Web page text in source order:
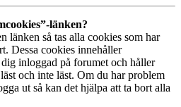
länken?
länken så tas alla cookies som har
Dessa cookies innehåller
inloggad på forumet och håller
och inte läst. Om du har problem
ut så kan det hjälpa att ta bort alla